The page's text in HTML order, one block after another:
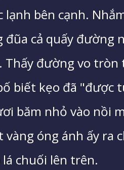
bên cạnh.
đũa cả quấy đường
Thấy đường vo
biết kẹo đã "được
băm nhỏ vào nồi
óng ánh ấy ra
chuối lên trên.